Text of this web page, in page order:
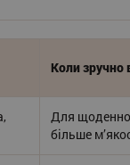
Коли зручно
Для
більше